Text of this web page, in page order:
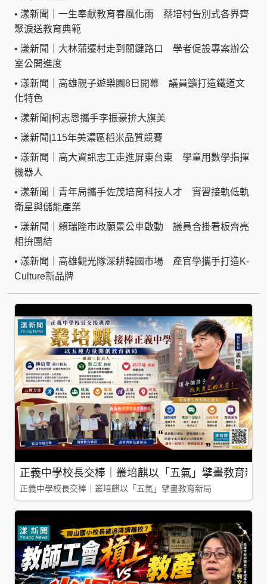
• 漾新聞｜一生奉獻教育春風化雨 蔡培村告別式各界齊
聚淚送教育典範
• 漾新聞｜大林蒲遷村走到關鍵路口 學者促設專案辦公
室公開進度
• 漾新聞｜高雄親子遊樂園8日開幕 議員籲打造鐵道文
化特色
• 漾新聞|柯志恩攜手李振豪拚大旗美
• 漾新聞|115年美濃區稻米品質競賽
• 漾新聞｜高大資訊志工走進屏東台東 學童用數學指揮
機器人
• 漾新聞｜青年局攜手佐茂培育科技人才 實習接軌低軌
衛星與儲能產業
• 漾新聞｜賴瑞隆市政願景公車啟動 議員合掛看板齊亮
相拚團結
• 漾新聞｜高雄觀光隊深耕韓國市場 產官學攜手打造K-
Culture新品牌
正義中學校長交棒｜叢培麒以「五氣」擘畫教育新局
正義中學校長交棒｜叢培麒以「五氣」擘畫教育新局